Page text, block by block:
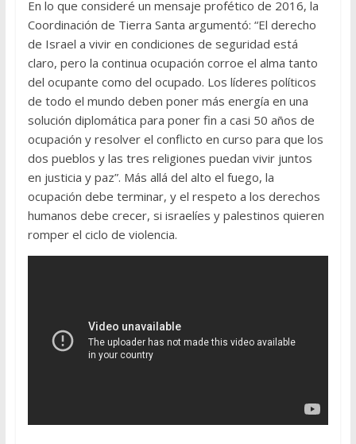
En lo que consideré un mensaje profético de 2016, la
Coordinación de Tierra Santa argumentó: “El derecho
de Israel a vivir en condiciones de seguridad está
claro, pero la continua ocupación corroe el alma tanto
del ocupante como del ocupado. Los líderes políticos
de todo el mundo deben poner más energía en una
solución diplomática para poner fin a casi 50 años de
ocupación y resolver el conflicto en curso para que los
dos pueblos y las tres religiones puedan vivir juntos
en justicia y paz”. Más allá del alto el fuego, la
ocupación debe terminar, y el respeto a los derechos
humanos debe crecer, si israelíes y palestinos quieren
romper el ciclo de violencia.